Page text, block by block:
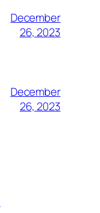
December
26, 2023
December
26, 2023